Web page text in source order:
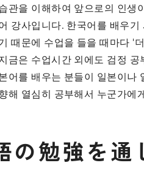
관을 이해하여 앞으로의 인생
강사입니다. 한국어를 배우
때문에 수업을 들을 때마다 '
금은 수업시간 외에도 검정
어를 배우는 분들이 일본이
해 열심히 공부해서 누군가
の勉強を通